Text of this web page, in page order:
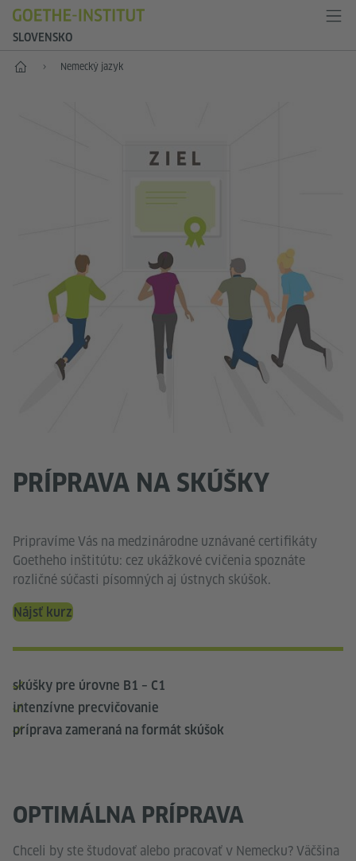
SLOVENSKO
Štart Nemecký jazyk
PRÍPRAVA NA SKÚŠKY
Pripravíme Vás na medzinárodne uznávané certifikáty
Goetheho inštitútu: cez ukážkové cvičenia spoznáte
rozličné súčasti písomných aj ústnych skúšok.
Nájsť kurz
skúšky pre úrovne B1 – C1
intenzívne precvičovanie
príprava zameraná na formát skúšok
OPTIMÁLNA PRÍPRAVA
Chceli by ste študovať alebo pracovať v Nemecku? Väčšina